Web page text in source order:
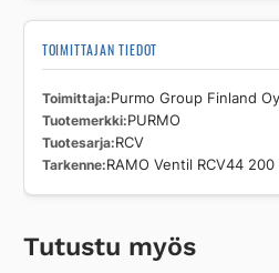
TOIMITTAJAN TIEDOT
Toimittaja Purmo Group Finland
Tuotemerkki PURMO
Tuotesarja RCV
Tarkenne RAMO Ventil RCV44 200
Tutustu myös